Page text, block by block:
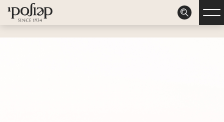
דלג לסרגל הניווט
דלג לתוכן